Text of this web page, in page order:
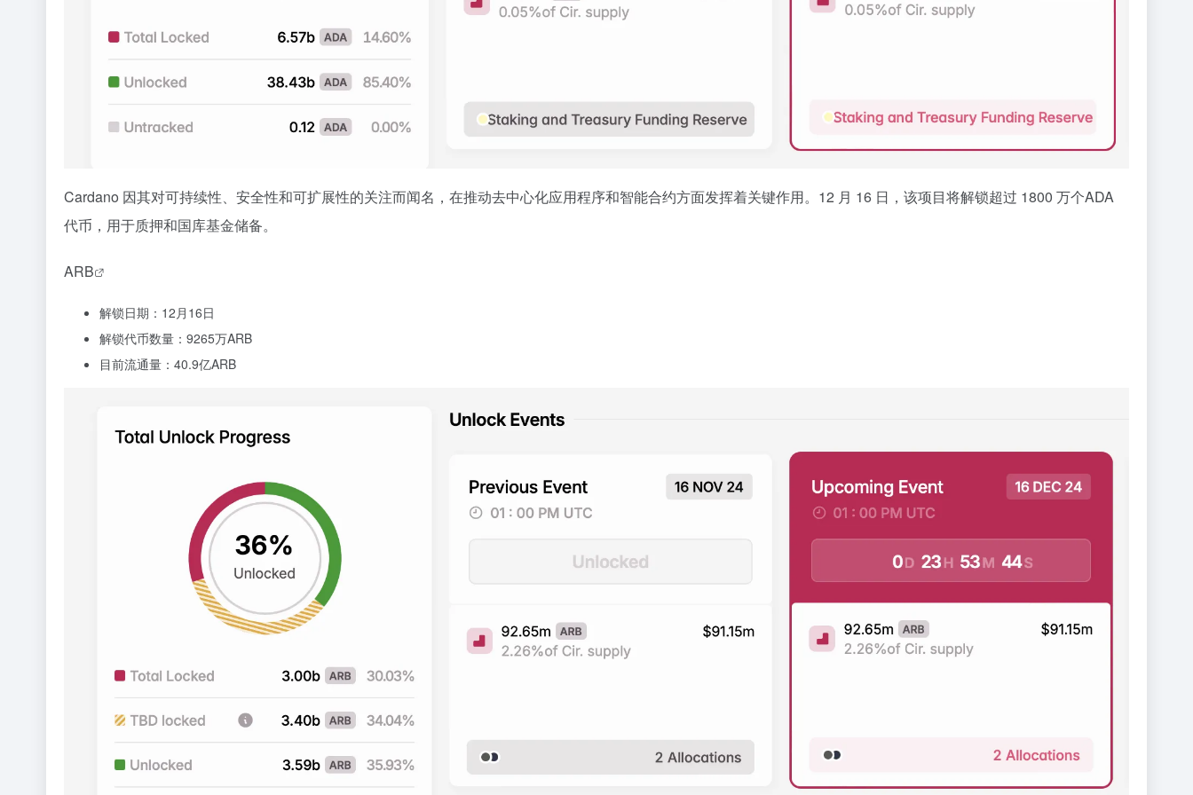
Cardano 因其对可持续性、安全性和可扩展性的关注而闻名，在推动去中心化应用程序和智能合约方面发挥着关键作用。12 月 16 日，该项目将解锁超过 1800 万个ADA
代币，用于质押和国库基金储备。
ARB
解锁日期：12月16日
解锁代币数量：9265万ARB
目前流通量：40.9亿ARB